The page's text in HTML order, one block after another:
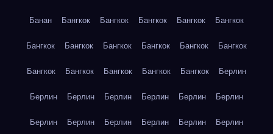
Банан Бангкок Бангкок Бангкок Бангкок Бангкок
Бангкок Бангкок Бангкок Бангкок Бангкок Бангкок
Бангкок Бангкок Бангкок Бангкок Бангкок Берлин
Берлин Берлин Берлин Берлин Берлин Берлин
Берлин Берлин Берлин Берлин Берлин Берлин